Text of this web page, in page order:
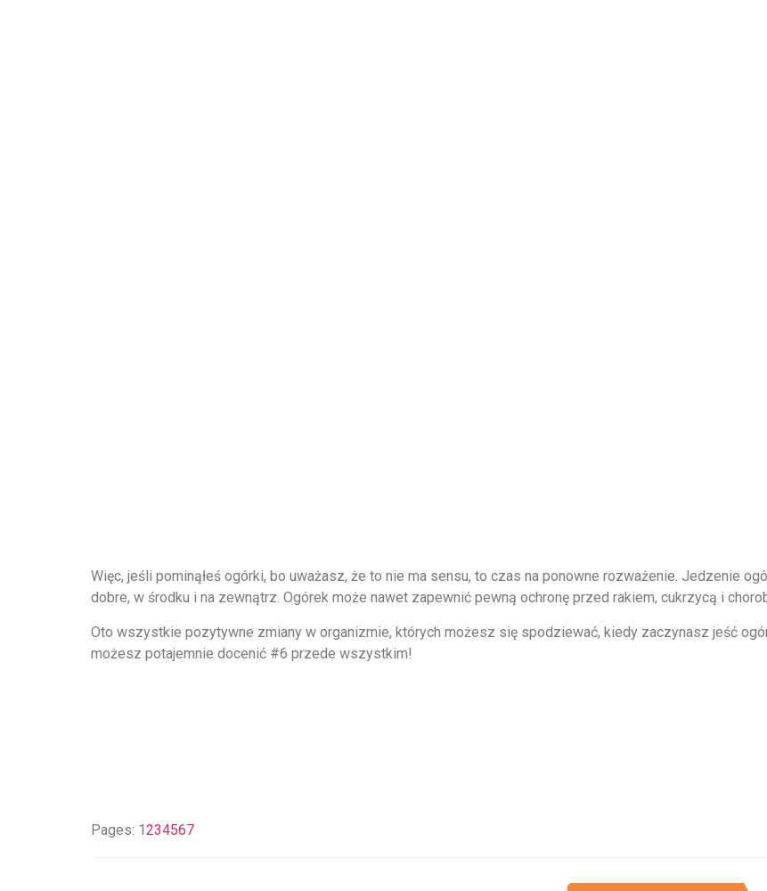
Więc, jeśli pominąłeś ogórki, bo uważasz, że to nie ma sensu, to czas na ponowne rozważenie. Jedzenie
dobre, w środku i na zewnątrz. Ogórek może nawet zapewnić pewną ochronę przed rakiem, cukrzycą i
Oto wszystkie pozytywne zmiany w organizmie, których możesz się spodziewać, kiedy zaczynasz jeść
możesz potajemnie docenić #6 przede wszystkim!
Pages: 1234567